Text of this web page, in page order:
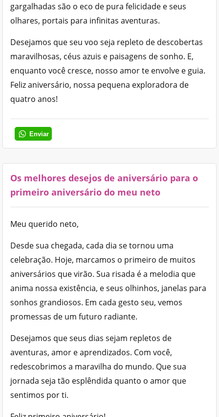
gargalhadas são o eco de pura felicidade e seus
olhares, portais para infinitas aventuras.
Desejamos que seu voo seja repleto de descobertas
maravilhosas, céus azuis e paisagens de sonho. E,
enquanto você cresce, nosso amor te envolve e guia.
Feliz aniversário, nossa pequena exploradora de
quatro anos!
Enviar
Os melhores desejos de aniversário para o
primeiro aniversário do meu neto
Meu querido neto,
Desde sua chegada, cada dia se tornou uma
celebração. Hoje, marcamos o primeiro de muitos
aniversários que virão. Sua risada é a melodia que
anima nossa existência, e seus olhinhos, janelas para
sonhos grandiosos. Em cada gesto seu, vemos
promessas de um futuro radiante.
Desejamos que seus dias sejam repletos de
aventuras, amor e aprendizados. Com você,
redescobrimos a maravilha do mundo. Que sua
jornada seja tão esplêndida quanto o amor que
sentimos por ti.